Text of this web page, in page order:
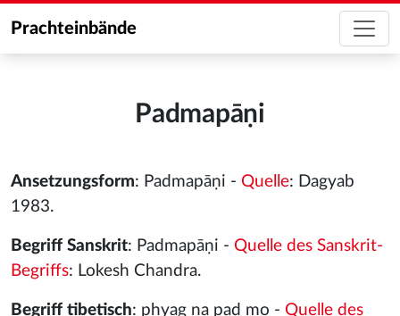
Prachteinbände
Padmapāṇi
Ansetzungsform: Padmapāṇi - Quelle: Dagyab
1983.
Begriff Sanskrit: Padmapāṇi - Quelle des Sanskrit-
Begriffs: Lokesh Chandra.
Begriff tibetisch: phyag na pad mo - Quelle des